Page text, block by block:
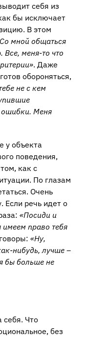
себя из
бы исключает
В этом
мной общаться
Все, меня-то что
. Даже
обороняться,
не с кем
ошибки. Меня
у объекта
поведения,
как с
По глазам
Очень
Если речь идет о
«Посиди и
имеем право тебя
«Ну,
нибудь, лучше –
бы больше не
себя. Что
без